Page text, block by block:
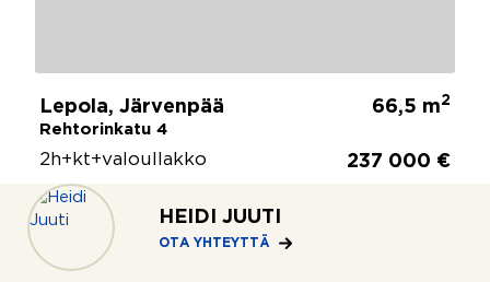
HEIDI JUUTI
OTA YHTEYTTÄ
Lepola, Järvenpää
Rehtorinkatu 4
66,5 m2
2h+kt+valoullakko 237 000 €
KATSO